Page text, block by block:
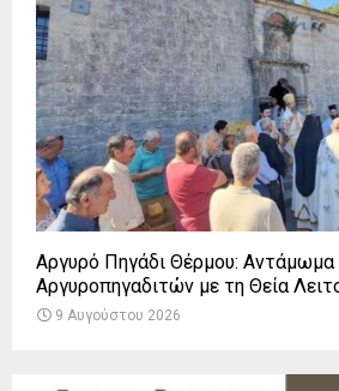
Αργυρό Πηγάδι Θέρμου:
Αργυροπηγαδιτών με τη Θεία
9 Αυγούστου 2026